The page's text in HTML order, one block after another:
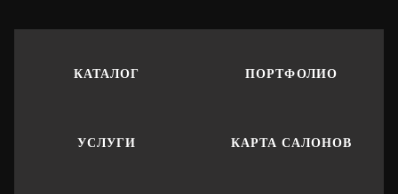
КАТАЛОГ ПОРТФОЛИО
УСЛУГИ КАРТА САЛОНОВ